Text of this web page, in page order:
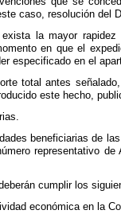
caso, resolución del
la mayor
en que el
especificado en el
total antes
este hecho,
beneficiarias de
representativo
cumplir los
económica en la